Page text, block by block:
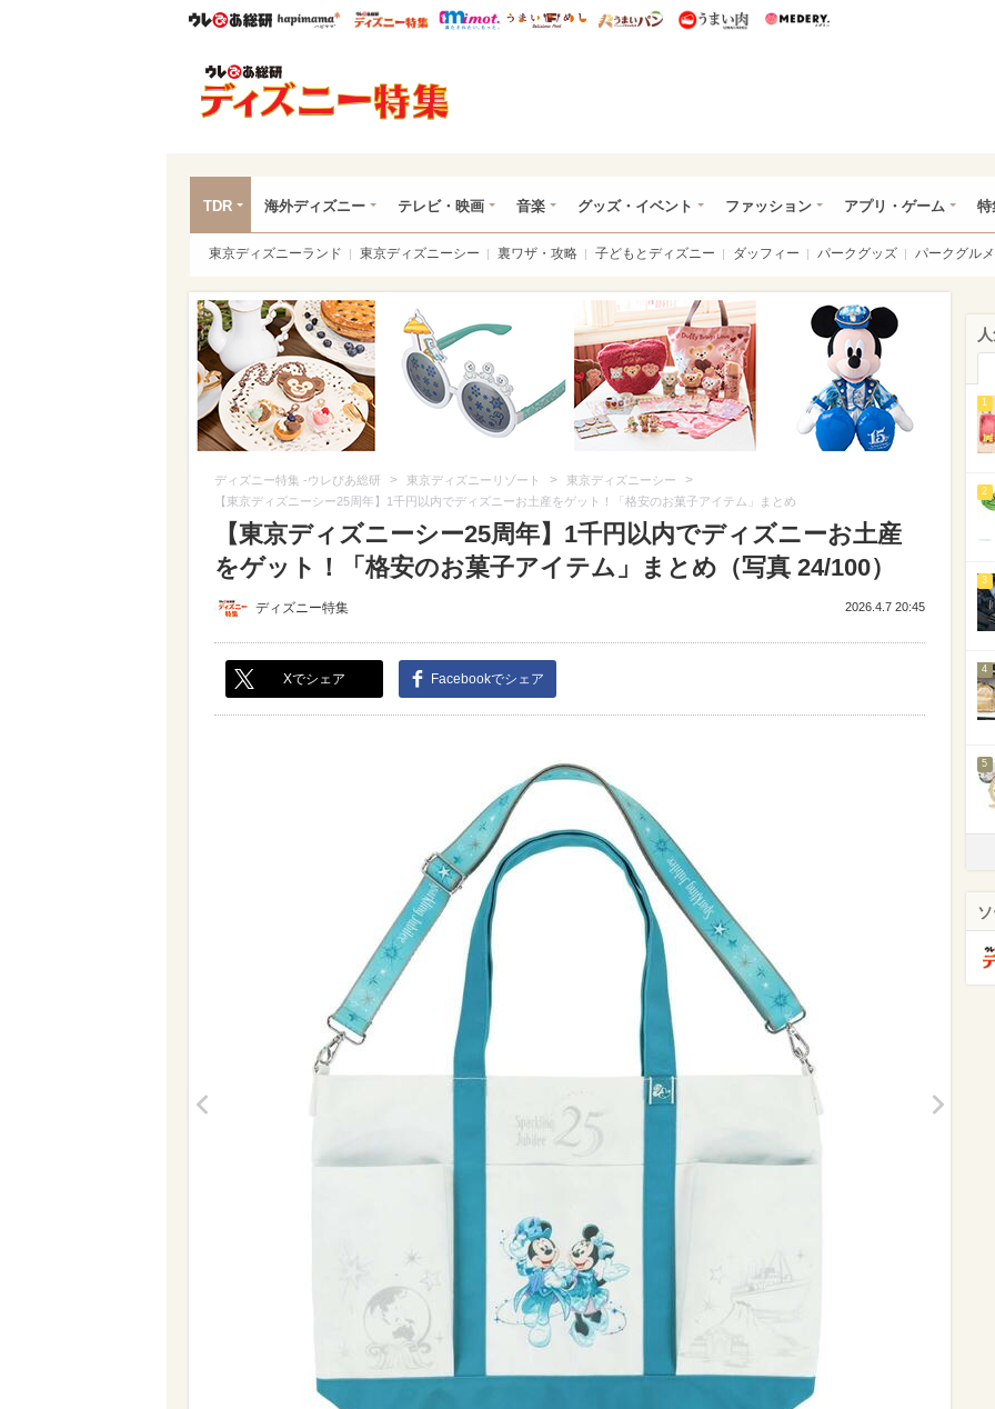
ウレぴあ総研ハピママ* ウレぴあ総研 ディズニー特集
mimot. うまいめし うまいパン うまい肉
TDR 海外ディズニー テレビ・映画 音楽 グッズ・イベント ファッション アプリ・ゲーム 特
東京ディズニーランド 東京ディズニーシー 裏ワザ・攻略 子どもとディズニー ダッフィー パークグッズ パークグルメ
ディズニー特集 -ウレぴあ総研 > 東京ディズニーリゾート > 東京ディズニーシー >
【東京ディズニーシー25周年】1千円以内でディズニーお土産をゲット！「格安のお菓子アイテム」まとめ
【東京ディズニーシー25周年】1千円以内でディズニーお土産
をゲット！「格安のお菓子アイテム」まとめ（写真 24/100）
ディズニー特集 2026.4.7 20:45
Xでシェア Facebookでシェア
1
2
3
4
5